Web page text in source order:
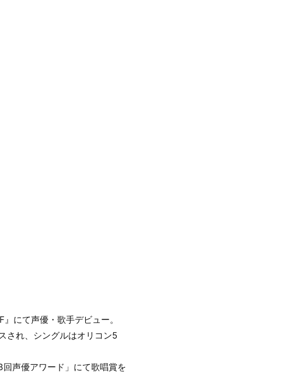
にて声優・歌手デビュー。
され、シングルはオリコン5
声優アワード」にて歌唱賞を